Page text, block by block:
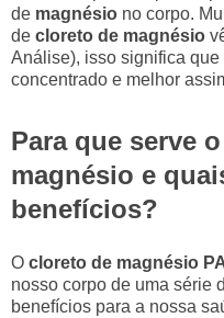
de magnésio no corpo.
de cloreto de magnésio
Análise), isso significa
concentrado e melhor
Para que serve
magnésio e
benefícios?
O cloreto de magnésio
nosso corpo de uma série
benefícios para a nossa